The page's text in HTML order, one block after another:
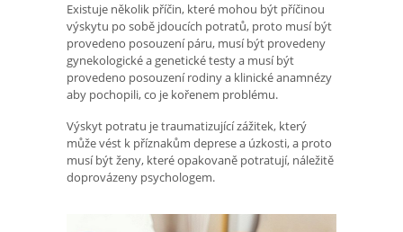
Existuje několik příčin, které mohou být příčinou
výskytu po sobě jdoucích potratů, proto musí být
provedeno posouzení páru, musí být provedeny
gynekologické a genetické testy a musí být
provedeno posouzení rodiny a klinické anamnézy
aby pochopili, co je kořenem problému.
Výskyt potratu je traumatizující zážitek, který
může vést k příznakům deprese a úzkosti, a proto
musí být ženy, které opakovaně potratují, náležitě
doprovázeny psychologem.